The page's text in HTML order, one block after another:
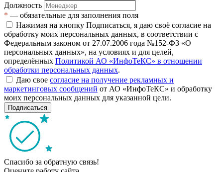
Должность
* — обязательные для заполнения поля
Нажимая на кнопку Подписаться, я даю своё согласие на
обработку моих персональных данных, в соответствии с
Федеральным законом от 27.07.2006 года №152-ФЗ «О
персональных данных», на условиях и для целей,
определённых Политикой АО «ИнфоТеКС» в отношении
обработки персональных данных.
Даю свое согласие на получение рекламных и
маркетинговых сообщений от АО «ИнфоТеКС» и обработку
моих персональных данных для указанной цели.
Подписаться
Спасибо за обратную связь!